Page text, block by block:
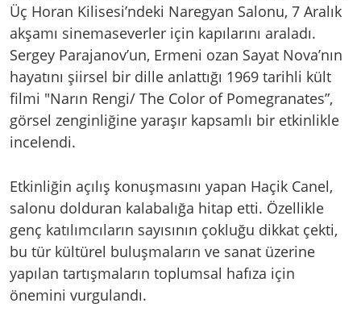
Üç Horan Kilisesi’ndeki Naregyan Salonu, 7 Aralık
akşamı sinemaseverler için kapılarını araladı.
Sergey Parajanov’un, Ermeni ozan Sayat Nova’nın
hayatını şiirsel bir dille anlattığı 1969 tarihli kült
filmi "Narın Rengi/ The Color of Pomegranates”,
görsel zenginliğine yaraşır kapsamlı bir etkinlikle
incelendi.
Etkinliğin açılış konuşmasını yapan Haçik Canel,
salonu dolduran kalabalığa hitap etti. Özellikle
genç katılımcıların sayısının çokluğu dikkat çekti,
bu tür kültürel buluşmaların ve sanat üzerine
yapılan tartışmaların toplumsal hafıza için
önemini vurgulandı.